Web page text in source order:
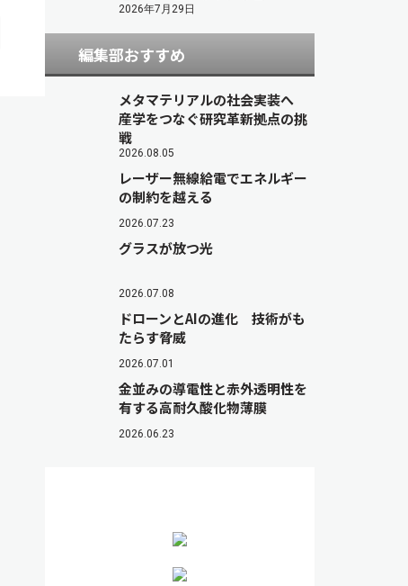
2026年7月29日
編集部おすすめ
メタマテリアルの社会実装へ
産学をつなぐ研究革新拠点の挑
戦
2026.08.05
レーザー無線給電でエネルギー
の制約を越える
2026.07.23
グラスが放つ光
2026.07.08
ドローンとAIの進化 技術がも
たらす脅威
2026.07.01
金並みの導電性と赤外透明性を
有する高耐久酸化物薄膜
2026.06.23